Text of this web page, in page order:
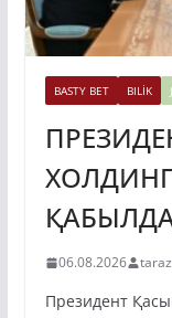
BASTY BET BILİK
06.08.2026
Президент